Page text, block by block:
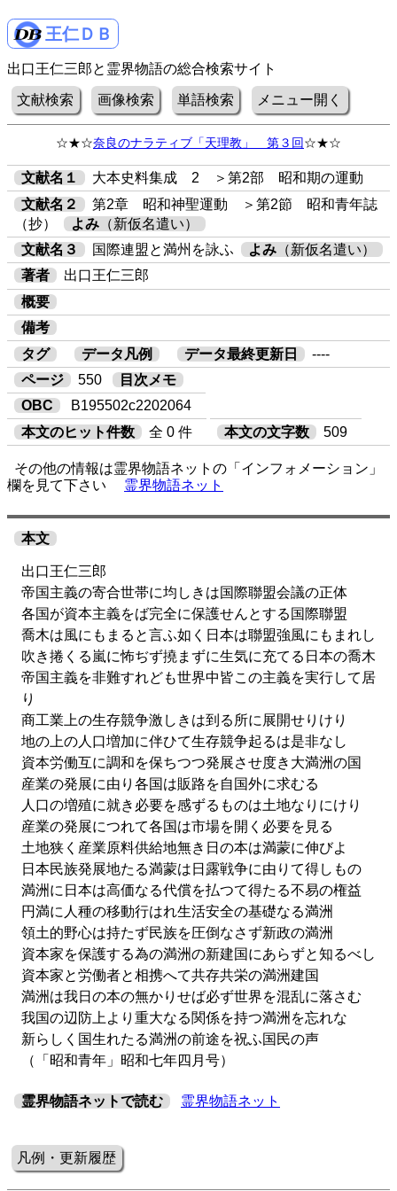
王仁ＤＢ
出口王仁三郎と霊界物語の総合検索サイト
文献検索 画像検索 単語検索 メニュー開く
☆★☆奈良のナラティブ「天理教」 第３回☆★☆
文献名１
大本史料集成 2 ＞第2部 昭和期の運動
文献名２
第2章 昭和神聖運動 ＞第2節 昭和青年誌
（抄）
よみ （新仮名遣い）
文献名３
国際連盟と満州を詠ふ よみ （新仮名遣い）
著者
出口王仁三郎
概要
備考
タグ
データ凡例 データ最終更新日
----
ページ
550
目次メモ
OBC
B195502c2202064
本文のヒット件数
全 0 件 本文の文字数 509
その他の情報は霊界物語ネットの「インフォメーション」
欄を見て下さい
霊界物語ネット
本文
出口王仁三郎
帝国主義の寄合世帯に均しきは国際聯盟会議の正体
各国が資本主義をば完全に保護せんとする国際聯盟
喬木は風にもまると言ふ如く日本は聯盟強風にもまれし
吹き捲くる嵐に怖ぢず撓まずに生気に充てる日本の喬木
帝国主義を非難すれども世界中皆この主義を実行して居
り
商工業上の生存競争激しきは到る所に展開せりけり
地の上の人口増加に伴ひて生存競争起るは是非なし
資本労働互に調和を保ちつつ発展させ度き大満洲の国
産業の発展に由り各国は販路を自国外に求むる
人口の増殖に就き必要を感ずるものは土地なりにけり
産業の発展につれて各国は市場を開く必要を見る
土地狭く産業原料供給地無き日の本は満蒙に伸びよ
日本民族発展地たる満蒙は日露戦争に由りて得しもの
満洲に日本は高価なる代償を払つて得たる不易の権益
円満に人種の移動行はれ生活安全の基礎なる満洲
領土的野心は持たず民族を圧倒なさず新政の満洲
資本家を保護する為の満洲の新建国にあらずと知るべし
資本家と労働者と相携へて共存共栄の満洲建国
満洲は我日の本の無かりせば必ず世界を混乱に落さむ
我国の辺防上より重大なる関係を持つ満洲を忘れな
新らしく国生れたる満洲の前途を祝ふ国民の声
（「昭和青年」昭和七年四月号）
霊界物語ネットで読む 霊界物語ネット
凡例・更新履歴